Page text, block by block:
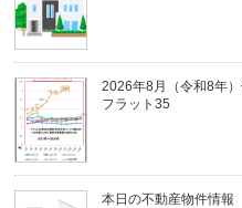
2026年8月（令和8年
フラット35
本日の不動産物件情